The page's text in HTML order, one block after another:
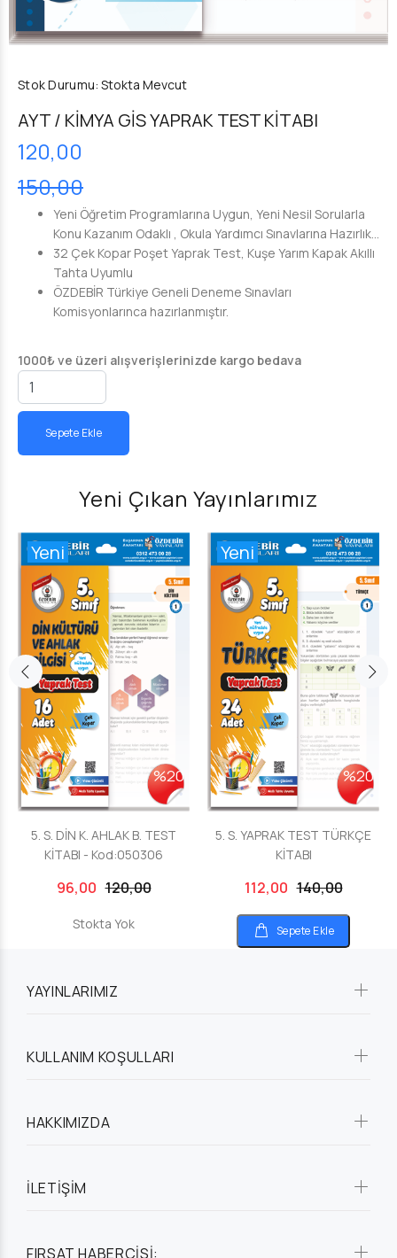
Stok Durumu: Stokta Mevcut
AYT / KİMYA GİS YAPRAK TEST KİTABI
120,00
150,00
Yeni Öğretim Programlarına Uygun, Yeni Nesil Sorularla
Konu Kazanım Odaklı , Okula Yardımcı Sınavlarına Hazırlık...
32 Çek Kopar Poşet Yaprak Test, Kuşe Yarım Kapak Akıllı
Tahta Uyumlu
ÖZDEBİR Türkiye Geneli Deneme Sınavları
Komisyonlarınca hazırlanmıştır.
1000₺ ve üzeri alışverişlerinizde kargo bedava
Sepete Ekle
Yeni Çıkan Yayınlarımız
%20
Yeni
5. S. DİN K. AHLAK B. TEST
KİTABI - Kod:050306
96,00 120,00
Stokta Yok
%20
Yeni
5. S. YAPRAK TEST TÜRKÇE
KİTABI
112,00 140,00
Sepete Ekle
FIRSAT HABERCİSİ:
YAYINLARIMIZ
KULLANIM KOŞULLARI
HAKKIMIZDA
İLETİŞİM